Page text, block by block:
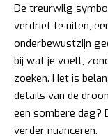
De treurwilg
verdriet te uiten,
onderbewustzijn
bij wat je voelt,
zoeken. Het is
details van de
een sombere dag?
verder nuanceren.